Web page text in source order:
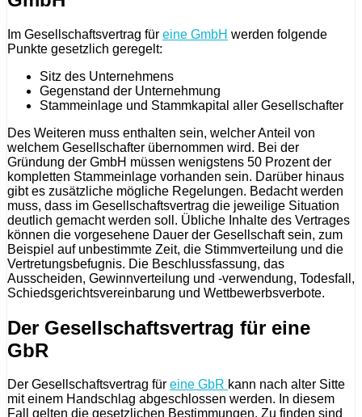
Im Gesellschaftsvertrag für eine GmbH werden folgende
Punkte gesetzlich geregelt:
Sitz des Unternehmens
Gegenstand der Unternehmung
Stammeinlage und Stammkapital aller Gesellschafter
Des Weiteren muss enthalten sein, welcher Anteil von
welchem Gesellschafter übernommen wird. Bei der
Gründung der GmbH müssen wenigstens 50 Prozent der
kompletten Stammeinlage vorhanden sein. Darüber hinaus
gibt es zusätzliche mögliche Regelungen. Bedacht werden
muss, dass im Gesellschaftsvertrag die jeweilige Situation
deutlich gemacht werden soll. Übliche Inhalte des Vertrages
können die vorgesehene Dauer der Gesellschaft sein, zum
Beispiel auf unbestimmte Zeit, die Stimmverteilung und die
Vertretungsbefugnis. Die Beschlussfassung, das
Ausscheiden, Gewinnverteilung und -verwendung, Todesfall,
Schiedsgerichtsvereinbarung und Wettbewerbsverbote.
Der Gesellschaftsvertrag für eine
GbR
Der Gesellschaftsvertrag für eine GbR kann nach alter Sitte
mit einem Handschlag abgeschlossen werden. In diesem
Fall gelten die gesetzlichen Bestimmungen. Zu finden sind